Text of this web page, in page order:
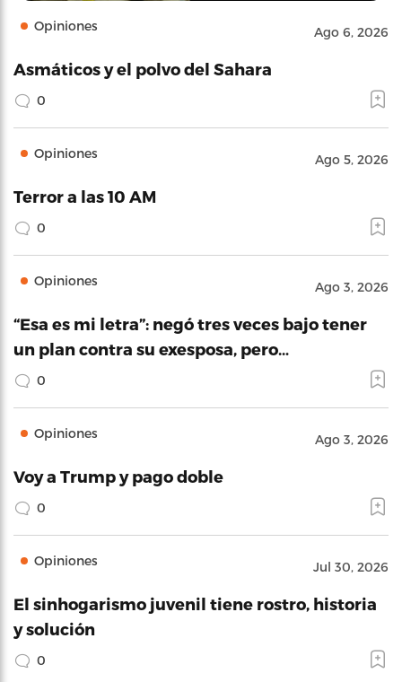
Opiniones Ago 6, 2026
Asmáticos y el polvo del Sahara
0
Opiniones Ago 5, 2026
Terror a las 10 AM
0
Opiniones Ago 3, 2026
“Esa es mi letra”: negó tres veces bajo tener
un plan contra su exesposa, pero…
0
Opiniones Ago 3, 2026
Voy a Trump y pago doble
0
Opiniones Jul 30, 2026
El sinhogarismo juvenil tiene rostro, historia
y solución
0